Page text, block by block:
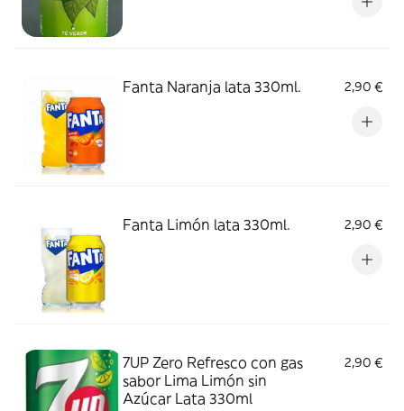
Fanta Naranja lata 330ml. 2,90 €
Fanta Limón lata 330ml. 2,90 €
7UP Zero Refresco con gas
sabor Lima Limón sin
Azúcar Lata 330ml
2,90 €